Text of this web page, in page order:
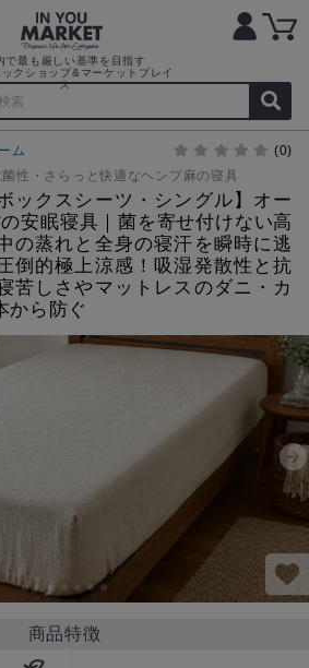
で最も厳しい基準を目指す
クショップ&マーケットプレイ
ス
ム
(0)
性・さらっと快適なヘンプ麻の寝具
ックスシーツ・シングル】オー
安眠寝具｜菌を寄せ付けない高
の蒸れと全身の寝汗を瞬時に逃
倒的極上涼感！吸湿発散性と抗
苦しさやマットレスのダニ・カ
から防ぐ
商品特徴